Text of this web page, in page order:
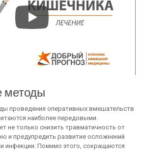
методы
проведения оперативных вмешательств
наиболее передовыми.
не только снизить травматичность от
и предупредить развитие осложнений
инфекции. Помимо этого, сокращаются